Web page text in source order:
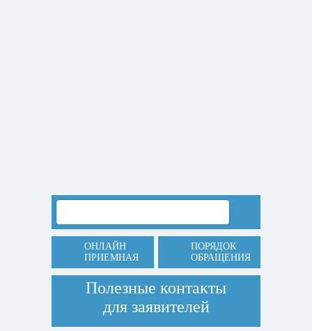
ОНЛАЙН
ПРИЕМНАЯ
ПОРЯДОК
ОБРАЩЕНИЯ
Полезные контакты
для заявителей